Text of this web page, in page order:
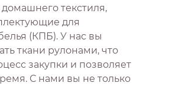
текстиля,
для
(КПБ). У нас вы
ткани рулонами, что
закупки и позволяет
С нами вы не только